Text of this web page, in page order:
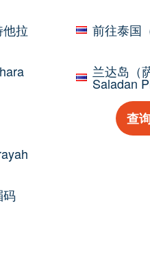
拉
码
前往泰国
兰达岛（
Saladan
查